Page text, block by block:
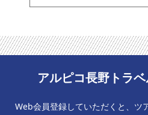
アルピコ長野トラ
Web会員登録していただくと、ツ